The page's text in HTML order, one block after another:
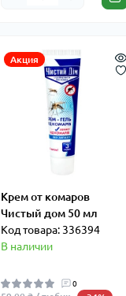
Акция
Крем от комаров
Чистый дом 50 мл
Код товара: 336394
В наличии
0